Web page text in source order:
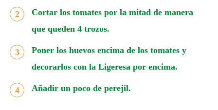
Cortar los tomates por la mitad de manera
que queden 4 trozos.
Poner los huevos encima de los tomates y
decorarlos con la Ligeresa por encima.
Añadir un poco de perejil.